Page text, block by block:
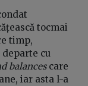
tocmai
timp,
cu
balancescare
iar asta l-a